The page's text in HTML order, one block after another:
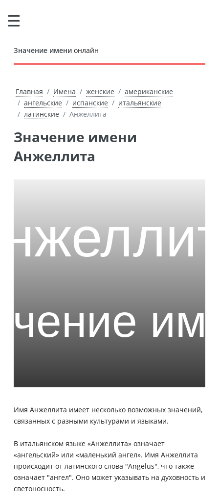
Значение имени онлайн
Главная Имена женские
американские
ангельские
испанские
итальянские
латинские
Анжеллита
Значение имени
Анжеллита
Имя Анжеллита имеет несколько возможных значений,
связанных с разными культурами и языками.
В итальянском языке «Анжеллита» означает
«ангельский» или «маленький ангел». Имя Анжеллита
происходит от латинского слова "Angelus", что также
означает "ангел". Оно может указывать на духовность и
светоносность.